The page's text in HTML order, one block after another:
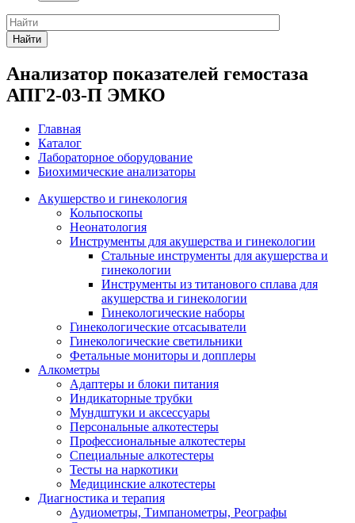
Найти
Анализатор показателей гемостаза
АПГ2-03-П ЭМКО
Главная
Каталог
Лабораторное оборудование
Биохимические анализаторы
Акушерство и гинекология
Кольпоскопы
Неонатология
Инструменты для акушерства и гинекологии
Стальные инструменты для акушерства и
гинекологии
Инструменты из титанового сплава для
акушерства и гинекологии
Гинекологические наборы
Гинекологические отсасыватели
Гинекологические светильники
Фетальные мониторы и допплеры
Алкометры
Адаптеры и блоки питания
Индикаторные трубки
Мундштуки и аксессуары
Персональные алкотестеры
Профессиональные алкотестеры
Специальные алкотестеры
Тесты на наркотики
Медицинские алкотестеры
Диагностика и терапия
Аудиометры, Тимпанометры, Реографы